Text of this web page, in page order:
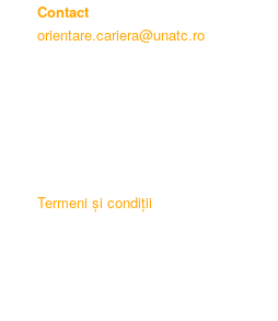
Contact
orientare.cariera@unatc.ro
Termeni și condiții